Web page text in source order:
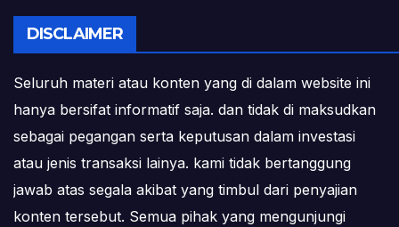
DISCLAIMER
Seluruh materi atau konten yang di dalam website ini
hanya bersifat informatif saja. dan tidak di maksudkan
sebagai pegangan serta keputusan dalam investasi
atau jenis transaksi lainya. kami tidak bertanggung
jawab atas segala akibat yang timbul dari penyajian
konten tersebut. Semua pihak yang mengunjungi